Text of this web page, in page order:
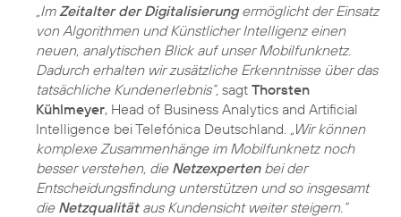
„Im Zeitalter der Digitalisierungermöglicht der Einsatz
von Algorithmen und Künstlicher Intelligenz einen
neuen, analytischen Blick auf unser Mobilfunknetz.
Dadurch erhalten wir zusätzliche Erkenntnisse über das
tatsächliche Kundenerlebnis“, sagt Thorsten
Kühlmeyer, Head of Business Analytics and Artificial
Intelligence bei Telefónica Deutschland.
„Wir können
komplexe Zusammenhänge im Mobilfunknetz noch
besser verstehen, die Netzexpertenbei der
Entscheidungsfindung unterstützen und so insgesamt
die Netzqualitätaus Kundensicht weiter steigern.“